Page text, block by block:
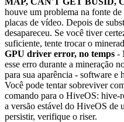
houve um problema na fonte
placas de vídeo. Depois de
desapareceu. Se você tiver
suficiente, tente trocar o
GPU driver error, no temps -
esse erro durante a mineração
para sua aparência - software
Você pode tentar sobreviver
comando para o HiveOS: hive-
a versão estável do HiveOS de
persistir, verifique o riser.